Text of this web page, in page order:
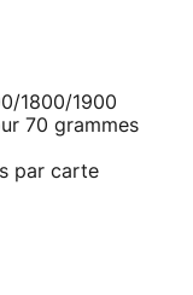
1800/1900
70 grammes
par carte